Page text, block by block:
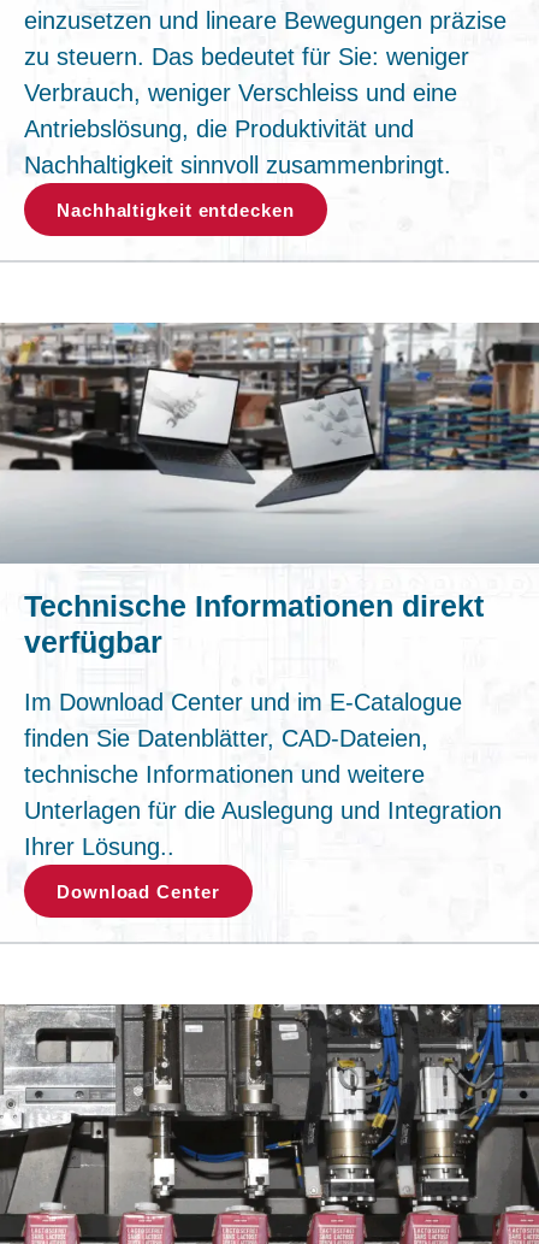
einzusetzen und lineare Bewegungen präzise
zu steuern. Das bedeutet für Sie: weniger
Verbrauch, weniger Verschleiss und eine
Antriebslösung, die Produktivität und
Nachhaltigkeit sinnvoll zusammenbringt.
Nachhaltigkeit entdecken
Technische Informationen direkt
verfügbar
Im Download Center und im E-Catalogue
finden Sie Datenblätter, CAD-Dateien,
technische Informationen und weitere
Unterlagen für die Auslegung und Integration
Ihrer Lösung..
Download Center